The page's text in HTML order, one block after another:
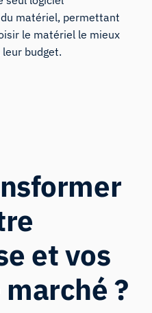
matériel, permettant
le matériel le mieux
budget.
et vos
?